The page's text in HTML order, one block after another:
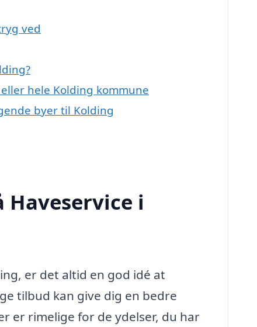
ved
hele Kolding kommune
byer til Kolding
i
er det altid en god idé at
tilbud kan give dig en bedre
er rimelige for de ydelser, du har